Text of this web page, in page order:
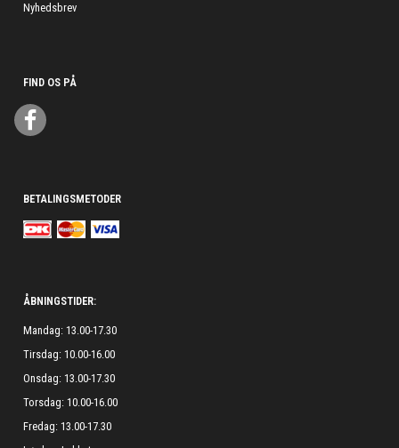
Nyhedsbrev
FIND OS PÅ
BETALINGSMETODER
ÅBNINGSTIDER:
Mandag: 13.00-17.30
Tirsdag: 10.00-16.00
Onsdag: 13.00-17.30
Torsdag: 10.00-16.00
Fredag: 13.00-17.30